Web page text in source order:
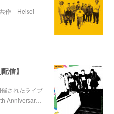
作「Heisei
信】
されたライブ
Anniversar…